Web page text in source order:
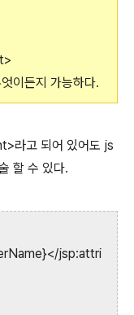
이든지 가능하다.
고 되어 있어도 js
할 수 있다.
jsp:attri